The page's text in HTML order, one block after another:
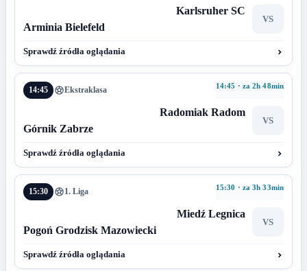
Karlsruher SC
VS
Arminia Bielefeld
Sprawdź źródła oglądania
14:45 Ekstraklasa 14:45 · za 2h 48min
Radomiak Radom
VS
Górnik Zabrze
Sprawdź źródła oglądania
15:30 1. Liga 15:30 · za 3h 33min
Miedź Legnica
VS
Pogoń Grodzisk Mazowiecki
Sprawdź źródła oglądania